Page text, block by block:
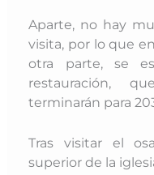
Aparte, no hay
visita, por lo que
otra parte, se
restauración,
terminarán para
Tras visitar el
superior de la